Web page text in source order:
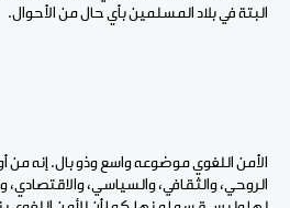
البتة في بلاد المسلمين بأي حال من الأحوال.
الأمن اللغوي موضوعه واسع وذو بال. إنه من
الروحي، والثقافي، والسياسي،